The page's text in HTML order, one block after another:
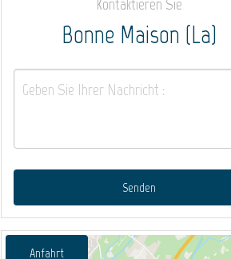
Bonne Maison (La)
Senden
Anfahrt